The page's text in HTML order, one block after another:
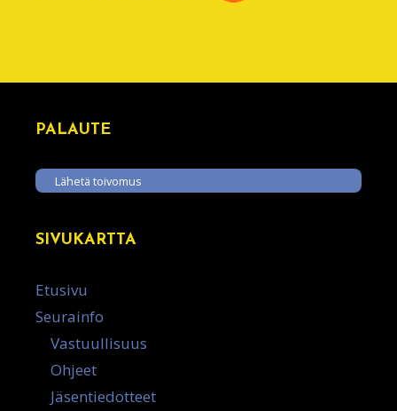
PALAUTE
Lähetä toivomus
SIVUKARTTA
Etusivu
Seurainfo
Vastuullisuus
Ohjeet
Jäsentiedotteet